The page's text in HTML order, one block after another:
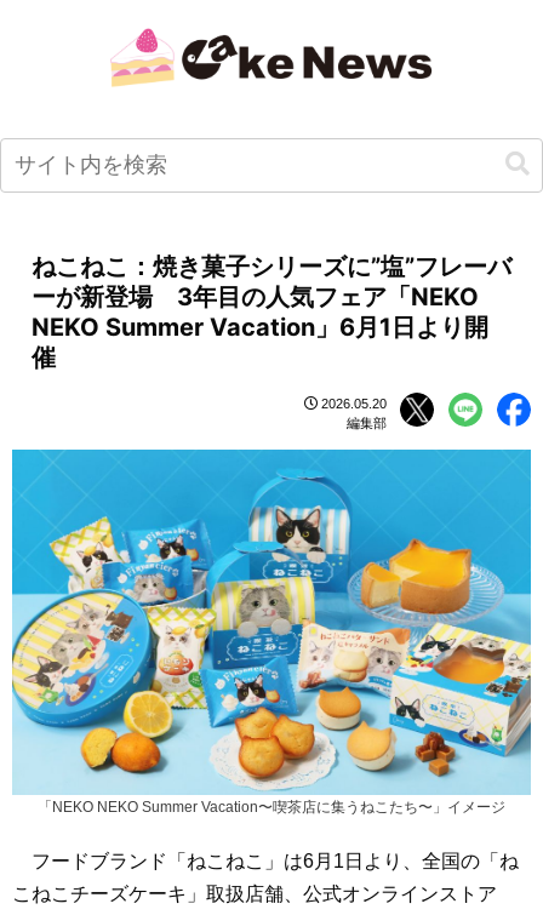
ねこねこ：焼き菓子シリーズに”塩”フレーバ
ーが新登場 3年目の人気フェア「NEKO
NEKO Summer Vacation」6月1日より開
催
2026.05.20
編集部
「NEKO NEKO Summer Vacation〜喫茶店に集うねこたち〜」イメージ
フードブランド「ねこねこ」は6月1日より、全国の「ね
こねこチーズケーキ」取扱店舗、公式オンラインストア